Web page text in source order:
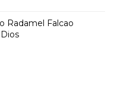
Radamel Falcao